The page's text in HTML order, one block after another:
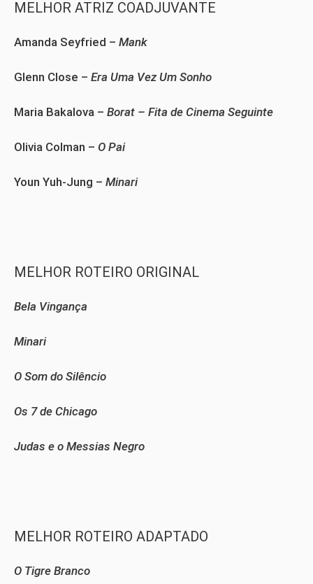
MELHOR ATRIZ COADJUVANTE
Amanda Seyfried – Mank
Glenn Close – Era Uma Vez Um Sonho
Maria Bakalova – Borat – Fita de Cinema Seguinte
Olivia Colman – O Pai
Youn Yuh-Jung – Minari
MELHOR ROTEIRO ORIGINAL
Bela Vingança
Minari
O Som do Silêncio
Os 7 de Chicago
Judas e o Messias Negro
MELHOR ROTEIRO ADAPTADO
O Tigre Branco